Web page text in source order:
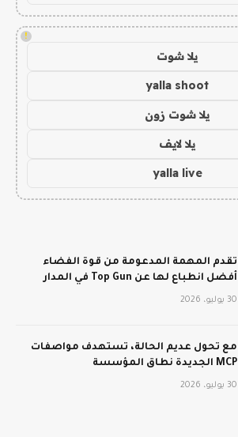
!
يلا شوت
yalla shoot
يلا شوت زون
يلا لايف
yalla live
تقدم المهمة المدعومة من قوة الفضاء
أفضل انطباع لها عن Top Gun في المدار
30 يوليو، 2026
مع تحول عديم الحالة، تستهدف مواصفات
MCP الجديدة نطاق المؤسسة
30 يوليو، 2026